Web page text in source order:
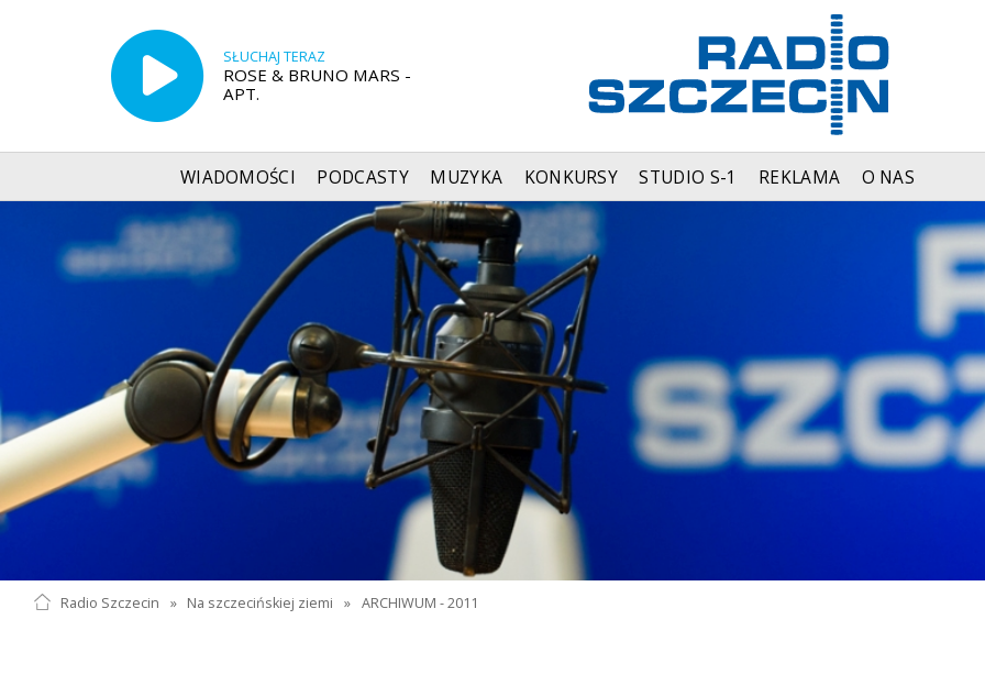
SŁUCHAJ TERAZ
ROSE & BRUNO MARS -
APT.
WIADOMOŚCI PODCASTY MUZYKA KONKURSY STUDIO S-1 REKLAMA O NAS
Radio Szczecin » Na szczecińskiej ziemi » ARCHIWUM - 2011